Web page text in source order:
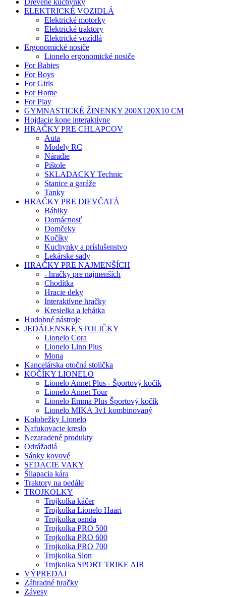
Drevené kuchynky
ELEKTRICKÉ VOZIDLÁ
Elektrické motorky
Elektrické traktory
Elektrické vozídlá
Ergonomické nosiče
Lionelo ergonomické nosiče
For Babies
For Boys
For Girls
For Home
For Play
GYMNASTICKÉ ŽINENKY 200X120X10 CM
Hojdacie kone interaktívne
HRAČKY PRE CHLAPCOV
Auta
Modely RC
Náradie
Pištole
SKLADACKY Technic
Stanice a garáže
Tanky
HRAČKY PRE DIEVČATÁ
Bábiky
Domácnosť
Domčeky
Kočíky
Kuchynky a príslušenstvo
Lekárske sady
HRAČKY PRE NAJMENŠÍCH
- hračky pre najmenších
Chodítka
Hracie deky
Interaktívne hračky
Kresielka a lehátka
Hudobné nástroje
JEDÁLENSKÉ STOLIČKY
Lionelo Cora
Lionelo Linn Plus
Mona
Kancelárska otočná stolička
KOČÍKY LIONELO
Lionelo Annet Plus - Športový kočík
Lionelo Annet Tour
Lionelo Emma Plus Športový kočík
Lionelo MIKA 3v1 kombinovaný
Kolobežky Lionelo
Nafukovacie kreslo
Nezaradené produkty
Odrážadlá
Sánky kovové
SEDACIE VAKY
Šliapacia kára
Traktory na pedále
TROJKOLKY
Trojkolka káčer
Trojkolka Lionelo Haari
Trojkolka panda
Trojkolka PRO 500
Trojkolka PRO 600
Trojkolka PRO 700
Trojkolka Slon
Trojkolka SPORT TRIKE AIR
VÝPREDAJ
Záhradné hračky
Závesy